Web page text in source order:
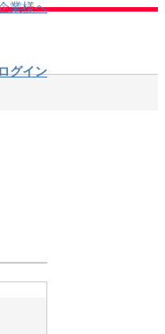
業様へ
グイン